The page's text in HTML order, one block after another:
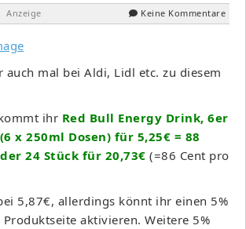
Keine Kommentare
auch mal bei Aldi, Lidl etc. zu diesem
ihr Red Bull Energy Drink, 6er
(6 x 250ml Dosen) für 5,25€ = 88
24 Stück für 20,73€ (=86 Cent pro
5,87€, allerdings könnt ihr einen 5%
aktivieren. Weitere 5%